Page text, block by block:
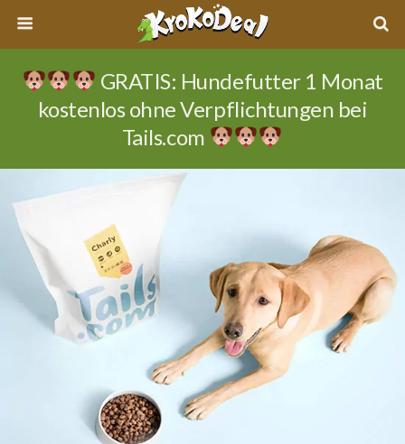
GRATIS: Hundefutter 1 Monat
kostenlos ohne Verpflichtungen bei
Tails.com